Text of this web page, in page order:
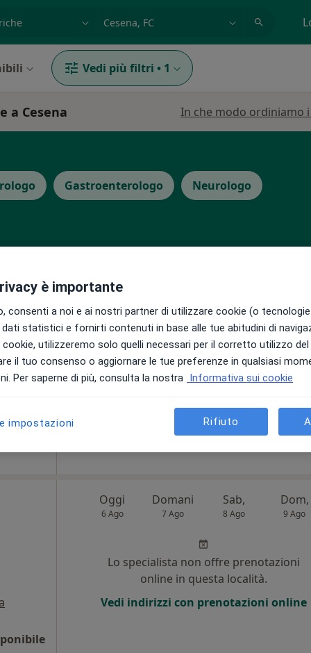
Vedi più filtri • 1
a Cesena In che modo ordiniamo
Gastroenterologo Neurologo
120 €
Oggi
Non ci sono agende disponibili!
Chiedi di attivare le prenotazioni online
Oggi
6 Ago
Domani
7 Ago
Sab,
8 Ago
Dom,
9 Ago
Lo specialista non offre prenotazioni
online in questa località.
Vedi indirizzi con prenotazioni online
è importante
consenti a noi e ai nostri partner di utilizzare cookie (o
statistici e fornirti contenuti in base alle tue abitudini di
utilizzeremo solo quelli necessari per il corretto utilizzo
il tuo consenso o aggiornare le tue preferenze in qualsiasi
Per saperne di più, consulta la nostra Informativa sui cookie
impostazioni Rifiuto